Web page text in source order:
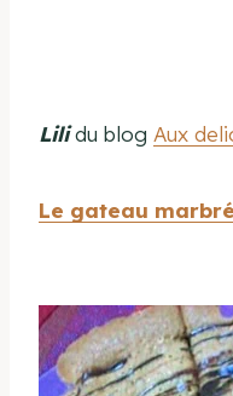
Lilidu blog Aux
Le gateau